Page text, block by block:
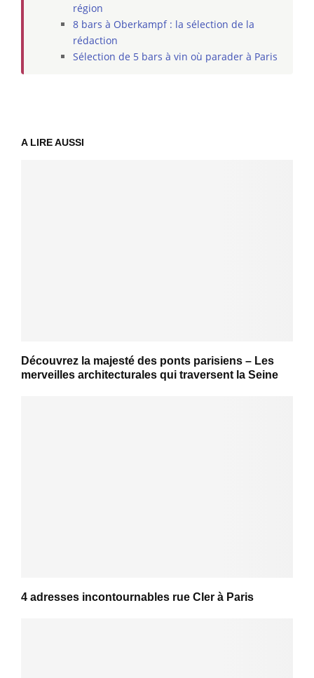
région
8 bars à Oberkampf : la sélection de la
rédaction
Sélection de 5 bars à vin où parader à Paris
A LIRE AUSSI
Découvrez la majesté des ponts parisiens – Les
merveilles architecturales qui traversent la Seine
4 adresses incontournables rue Cler à Paris